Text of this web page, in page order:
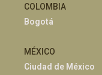
COLOMBIA
Bogotá
MÉXICO
Ciudad de México